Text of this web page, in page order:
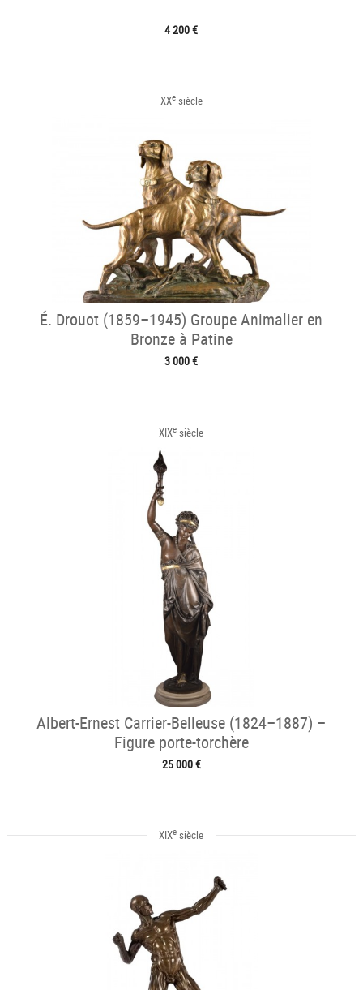
4 200 €
XXesiècle
É. Drouot (1859–1945) Groupe Animalier en
Bronze à Patine
3 000 €
XIXe siècle
Albert-Ernest Carrier-Belleuse (1824–1887) –
Figure porte-torchère
25 000 €
XIXe siècle